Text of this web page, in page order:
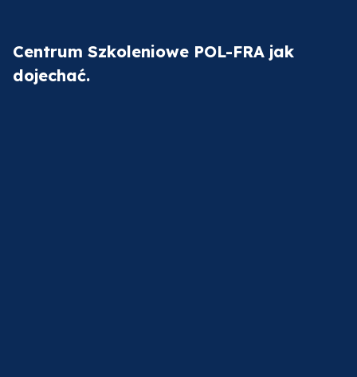
Centrum Szkoleniowe POL-FRA jak
dojechać.